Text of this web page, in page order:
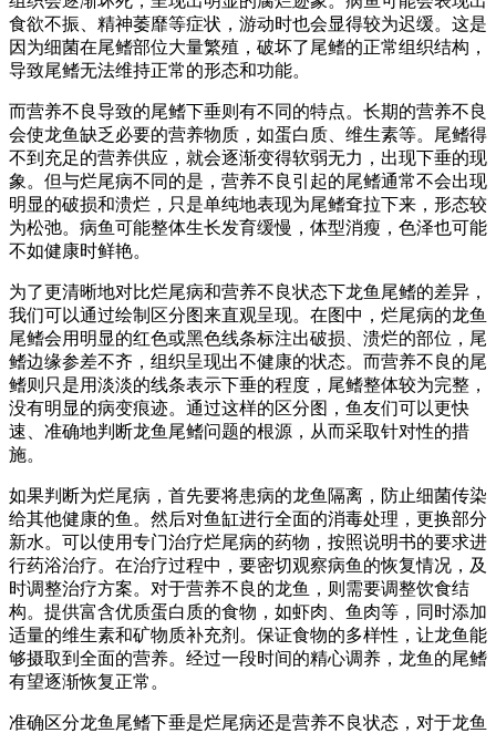
食欲不振、精神萎靡等症状，游动时也会显得较为迟缓。这是
因为细菌在尾鳍部位大量繁殖，破坏了尾鳍的正常组织结构，
导致尾鳍无法维持正常的形态和功能。
而营养不良导致的尾鳍下垂则有不同的特点。长期的营养不良
会使龙鱼缺乏必要的营养物质，如蛋白质、维生素等。尾鳍得
不到充足的营养供应，就会逐渐变得软弱无力，出现下垂的现
象。但与烂尾病不同的是，营养不良引起的尾鳍通常不会出现
明显的破损和溃烂，只是单纯地表现为尾鳍耷拉下来，形态较
为松弛。病鱼可能整体生长发育缓慢，体型消瘦，色泽也可能
不如健康时鲜艳。
为了更清晰地对比烂尾病和营养不良状态下龙鱼尾鳍的差异，
我们可以通过绘制区分图来直观呈现。在图中，烂尾病的龙鱼
尾鳍会用明显的红色或黑色线条标注出破损、溃烂的部位，尾
鳍边缘参差不齐，组织呈现出不健康的状态。而营养不良的尾
鳍则只是用淡淡的线条表示下垂的程度，尾鳍整体较为完整，
没有明显的病变痕迹。通过这样的区分图，鱼友们可以更快
速、准确地判断龙鱼尾鳍问题的根源，从而采取针对性的措
施。
如果判断为烂尾病，首先要将患病的龙鱼隔离，防止细菌传染
给其他健康的鱼。然后对鱼缸进行全面的消毒处理，更换部分
新水。可以使用专门治疗烂尾病的药物，按照说明书的要求进
行药浴治疗。在治疗过程中，要密切观察病鱼的恢复情况，及
时调整治疗方案。对于营养不良的龙鱼，则需要调整饮食结
构。提供富含优质蛋白质的食物，如虾肉、鱼肉等，同时添加
适量的维生素和矿物质补充剂。保证食物的多样性，让龙鱼能
够摄取到全面的营养。经过一段时间的精心调养，龙鱼的尾鳍
有望逐渐恢复正常。
准确区分龙鱼尾鳍下垂是烂尾病还是营养不良状态，对于龙鱼